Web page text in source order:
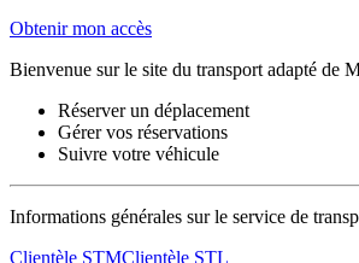
Obtenir mon accès
Bienvenue sur le site du transport adapté de
Réserverun déplacement
Gérervos réservations
Suivre votre véhicule
Informations générales sur le service de
Clientèle STMClientèle STL